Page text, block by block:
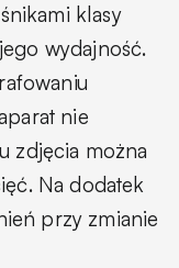
klasy
wydajność.
nie
zdjęcia można
Na dodatek
przy zmianie